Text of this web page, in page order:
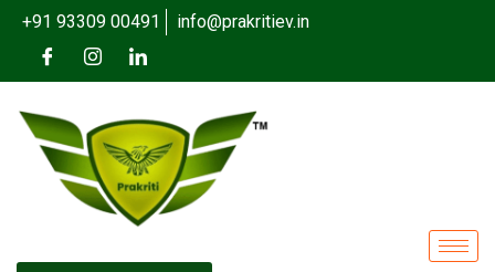
+91 93309 00491 info@prakritiev.in